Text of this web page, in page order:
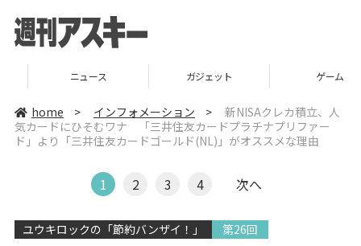
ニュース ガジェット
home > インフォメーション >
新NISAクレカ積立、人
気カードにひそむワナ 「三井住友カードプラチナプリファー
ド」より「三井住友カードゴールド(NL)」がオススメな理由
1 2 3 4 次へ
ユウキロックの「節約バンザイ！」 第26回